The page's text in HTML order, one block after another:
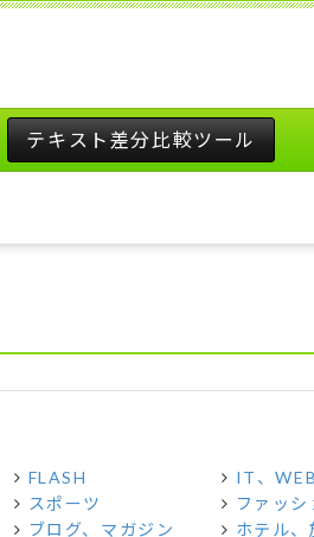
テキスト差分比較ツール
FLASH
IT、WEB
スポーツ
ファッシ
ブログ、マガジン
ホテル、